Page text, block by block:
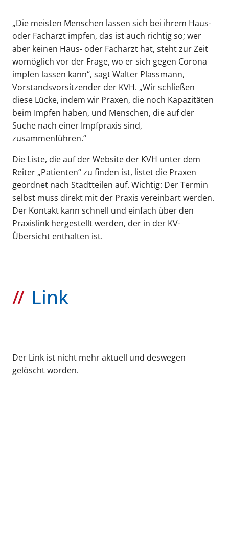
„Die meisten Menschen lassen sich bei ihrem Haus-
oder Facharzt impfen, das ist auch richtig so; wer
aber keinen Haus- oder Facharzt hat, steht zur Zeit
womöglich vor der Frage, wo er sich gegen Corona
impfen lassen kann“, sagt Walter Plassmann,
Vorstandsvorsitzender der KVH. „Wir schließen
diese Lücke, indem wir Praxen, die noch Kapazitäten
beim Impfen haben, und Menschen, die auf der
Suche nach einer Impfpraxis sind,
zusammenführen.“
Die Liste, die auf der Website der KVH unter dem
Reiter „Patienten“ zu finden ist, listet die Praxen
geordnet nach Stadtteilen auf. Wichtig: Der Termin
selbst muss direkt mit der Praxis vereinbart werden.
Der Kontakt kann schnell und einfach über den
Praxislink hergestellt werden, der in der KV-
Übersicht enthalten ist.
Link
Der Link ist nicht mehr aktuell und deswegen
gelöscht worden.